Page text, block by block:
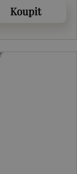
Koupit